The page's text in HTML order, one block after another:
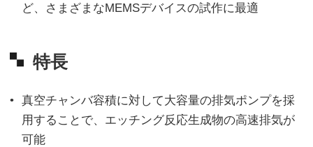
ど、さまざまなMEMSデバイスの試作に最適
特長
真空チャンバ容積に対して大容量の排気ポンプを採
用することで、エッチング反応生成物の高速排気が
可能